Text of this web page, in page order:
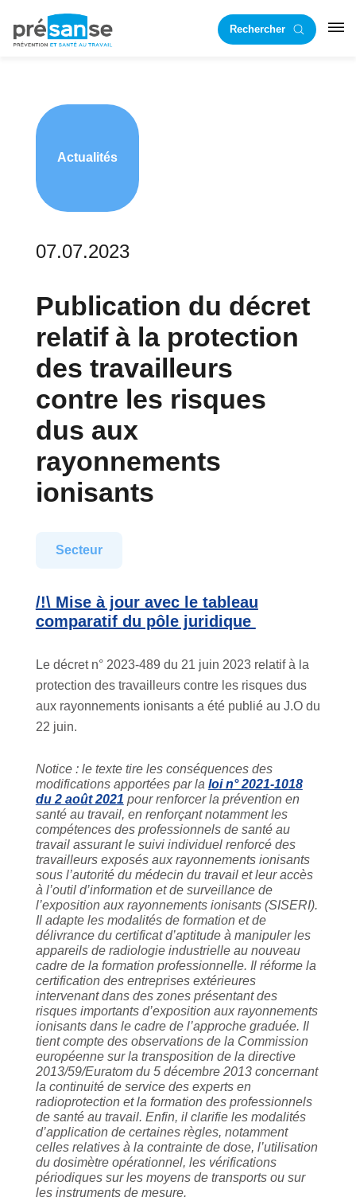
principale
RechercherRST
Actualités
07.07.2023
Publication du décret
relatif à la protection
des travailleurs
contre les risques
dus aux
rayonnements
ionisants
Secteur
/!\ Mise à jour avec le tableau
comparatif du pôle juridique
Le décret n° 2023-489 du 21 juin 2023 relatif à la
protection des travailleurs contre les risques dus
aux rayonnements ionisants a été publié au J.O du
22 juin.
Notice : le texte tire les conséquences des
modifications apportées par la loi n° 2021-1018
du 2 août 2021 pour renforcer la prévention en
santé au travail, en renforçant notamment les
compétences des professionnels de santé au
travail assurant le suivi individuel renforcé des
travailleurs exposés aux rayonnements ionisants
sous l’autorité du médecin du travail et leur accès
à l’outil d’information et de surveillance de
l’exposition aux rayonnements ionisants (SISERI).
Il adapte les modalités de formation et de
délivrance du certificat d’aptitude à manipuler les
appareils de radiologie industrielle au nouveau
cadre de la formation professionnelle. Il réforme la
certification des entreprises extérieures
intervenant dans des zones présentant des
risques importants d’exposition aux rayonnements
ionisants dans le cadre de l’approche graduée. Il
tient compte des observations de la Commission
européenne sur la transposition de la directive
2013/59/Euratom du 5 décembre 2013 concernant
la continuité de service des experts en
radioprotection et la formation des professionnels
de santé au travail. Enfin, il clarifie les modalités
d’application de certaines règles, notamment
celles relatives à la contrainte de dose, l’utilisation
du dosimètre opérationnel, les vérifications
périodiques sur les moyens de transports ou sur
les instruments de mesure.